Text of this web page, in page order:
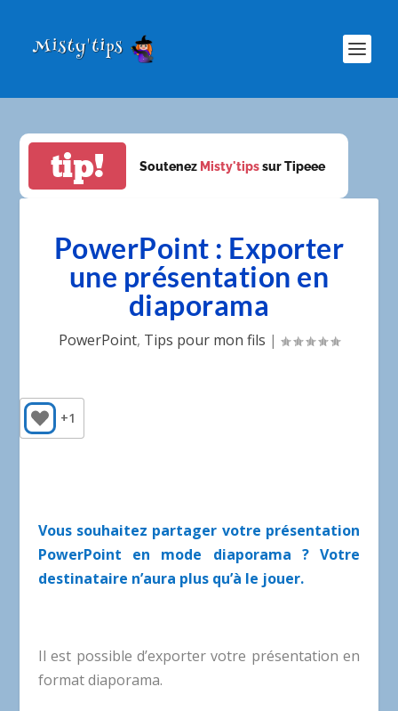
tip! Soutenez Misty'tipssur Tipeee
PowerPoint : Exporter
une présentation en
diaporama
PowerPoint, Tips pour mon fils |
+1
Vous souhaitez partager votre présentation
PowerPoint en mode diaporama ? Votre
destinataire n’aura plus qu’à le jouer.
Il est possible d’exporter votre présentation en
format diaporama.